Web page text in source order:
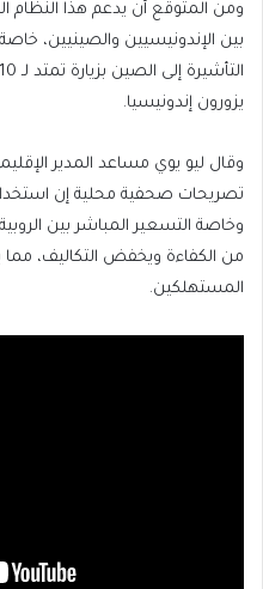
ومن المتوقع أن يدعم هذا النظام
بين الإندونيسيين والصينيين،
يزورون إندونيسيا.
وقال ليو يوي مساعد المدير
تصريحات صحفية محلية إن استخدام
وخاصة التسعير المباشر بين
من الكفاءة ويخفض التكاليف، مما
المستهلكين.